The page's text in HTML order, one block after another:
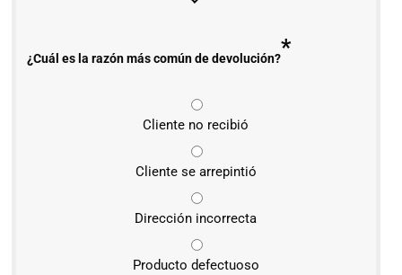
¿Cuál es la razón más común de devolución?*
Cliente no recibió
Cliente se arrepintió
Dirección incorrecta
Producto defectuoso